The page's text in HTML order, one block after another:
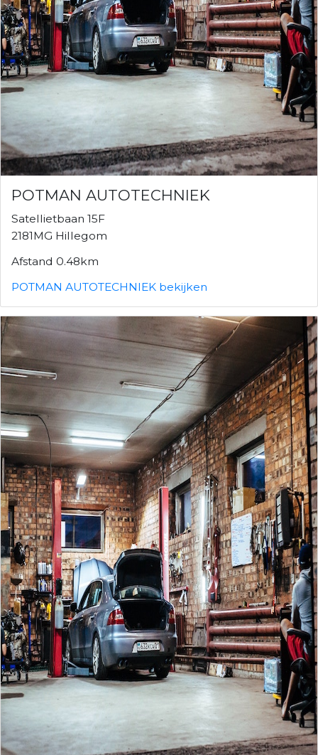
POTMAN AUTOTECHNIEK
Satellietbaan 15F
2181MG Hillegom
Afstand 0.48km
POTMAN AUTOTECHNIEK bekijken